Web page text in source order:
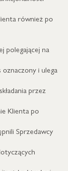
również po
polegającej na
i ulega
przez
Klienta po
Sprzedawcy